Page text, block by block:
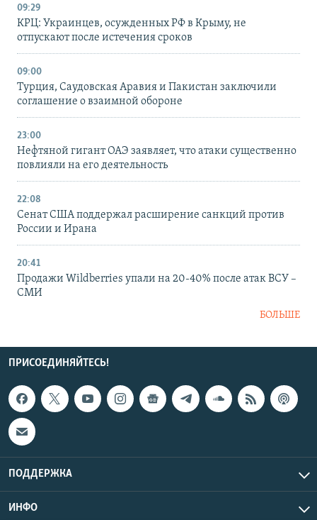
09:29
КРЦ: Украинцев, осужденных РФ в Крыму, не
отпускают после истечения сроков
09:00
Турция, Саудовская Аравия и Пакистан заключили
соглашение о взаимной обороне
23:00
Нефтяной гигант ОАЭ заявляет, что атаки существенно
повлияли на его деятельность
22:08
Сенат США поддержал расширение санкций против
России и Ирана
20:41
Продажи Wildberries упали на 20-40% после атак ВСУ –
СМИ
БОЛЬШЕ
ПРИСОЕДИНЯЙТЕСЬ!
ПОДДЕРЖКА
ИНФО